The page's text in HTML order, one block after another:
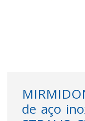
de aço